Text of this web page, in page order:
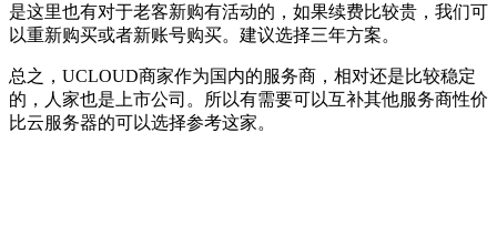
是这里也有对于老客新购有活动的，如果续费比较贵，我们可
以重新购买或者新账号购买。建议选择三年方案。
总之，UCLOUD商家作为国内的服务商，相对还是比较稳定
的，人家也是上市公司。所以有需要可以互补其他服务商性价
比云服务器的可以选择参考这家。